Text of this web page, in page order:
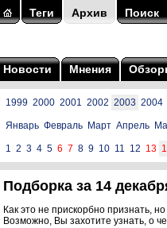
Теги Архив Поиск
Новости Мнения
1999 2000 2001 2002 2003 2004
Январь Февраль Март Апрель
1 2 3 4 5 6 7 8 9 10 11 12 13
Подборка за 14
Как это не прискорбно признать,
Возможно, Вы захотите узнать, о